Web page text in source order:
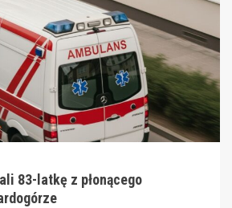
83-latkę z płonącego